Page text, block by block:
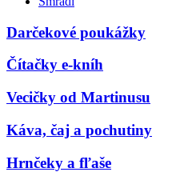
Darčekové poukážky
Čítačky e-kníh
Vecičky od Martinusu
Káva, čaj a pochutiny
Hrnčeky a fľaše